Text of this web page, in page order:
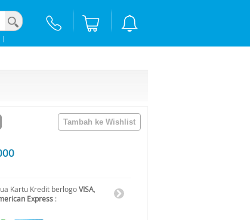
|
Kartu Kredit berlogoVISA
Express :